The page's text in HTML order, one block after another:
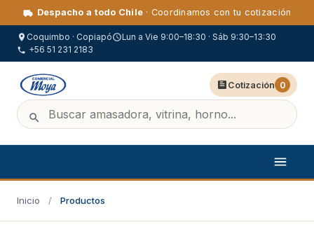
Despacho a todo Chile · Coordinamos con tu cotización
Coquimbo · Copiapó
Lun a Vie 9:00–18:30 · Sáb 9:30–13:30
+56 51 231 2183
Cotización 0
Inicio / Productos